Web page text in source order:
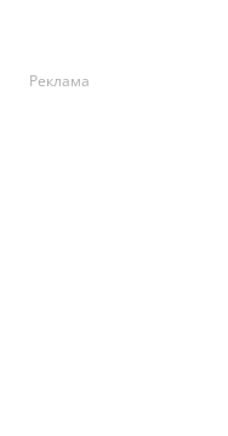
Реклама